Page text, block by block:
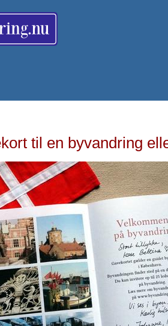
til en byvandring